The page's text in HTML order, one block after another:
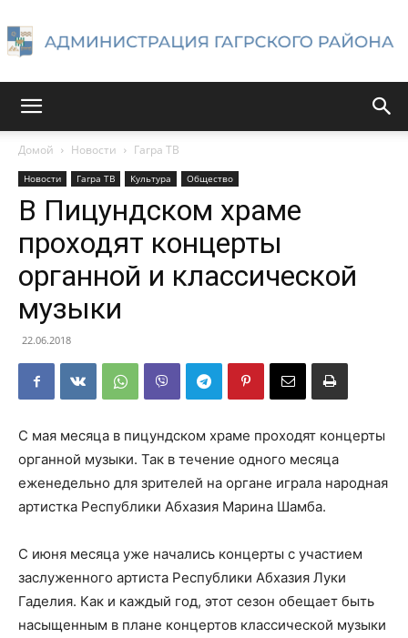
Гагрского
района
Домой Новости Гагра ТВ
Новости Гагра ТВ Культура Общество
В Пицундском храме
проходят концерты
органной и классической
музыки
22.06.2018
С мая месяца в пицундском храме проходят концерты
органной музыки. Так в течение одного месяца
еженедельно для зрителей на органе играла народная
артистка Республики Абхазия Марина Шамба.
С июня месяца уже начались концерты с участием
заслуженного артиста Республики Абхазия Луки
Гаделия. Как и каждый год, этот сезон обещает быть
насыщенным в плане концертов классической музыки